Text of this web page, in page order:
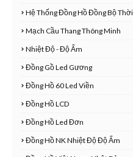
Hệ Thống Đồng Hồ Đồng Bộ
Mạch Cầu Thang Thông Minh
Nhiệt Độ - Độ Ẩm
Đồng Gồ Led Gương
Đồng Hồ 60 Led Viền
Đồng Hồ LCD
Đồng Hồ Led Đơn
Đồng Hồ NK Nhiệt Độ Độ Ẩm